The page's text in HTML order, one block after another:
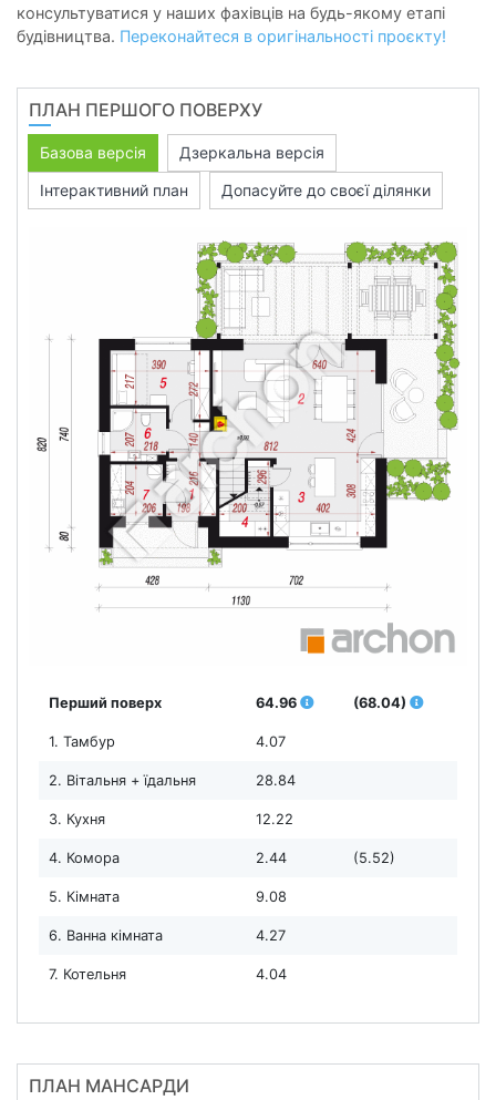
консультуватися у наших фахівців на будь-якому етапі
будівництва. Переконайтеся в оригінальності проєкту!
ПЛАН ПЕРШОГО ПОВЕРХУ
Базова версія
Дзеркальна версія
Інтерактивний план
Допасуйте до своєї ділянки
Перший поверх 64.96 (68.04)
1. Тамбур 4.07
2. Вітальня + їдальня 28.84
3. Кухня 12.22
4. Комора 2.44 (5.52)
5. Кімната 9.08
6. Ванна кімната 4.27
7. Котельня 4.04
ПЛАН МАНСАРДИ